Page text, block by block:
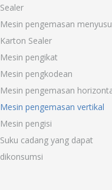
Sealer
Mesin pengemasan
Karton Sealer
Mesin pengikat
Mesin pengkodean
Mesin pengemasan
Mesin pengemasan vertikal
Mesin pengisi
Suku cadang yang dapat
dikonsumsi